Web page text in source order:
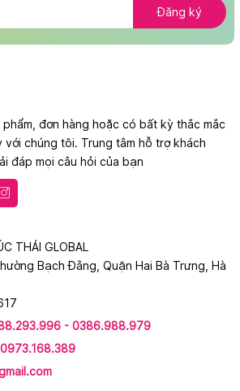
Đăng ký
đơn hàng hoặc có bất kỳ thắc mắc
với chúng tôi. Trung tâm hỗ trợ khách
đáp mọi câu hỏi của bạn
THÁI GLOBAL
Bạch Đằng, Quận Hai Bà Trưng, Hà
- 0386.988.979
0973.168.389